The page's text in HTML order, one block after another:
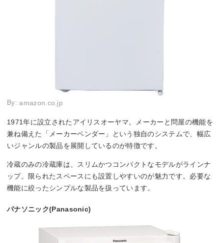
By:amazon.co.jp
1971年に設立されたアイリスオーヤマ。メーカーと問屋の機能を
兼ね備えた「メーカーベンダー」という独自のシステムで、幅広
いジャンルの製品を展開しているのが特徴です。
冷蔵のみの冷蔵庫は、スリムかつコンパクトなモデルがラインナ
ップ。限られたスペースにも設置しやすいのが魅力です。必要な
機能に絞ったシンプルな製品を扱っています。
パナソニック(Panasonic)